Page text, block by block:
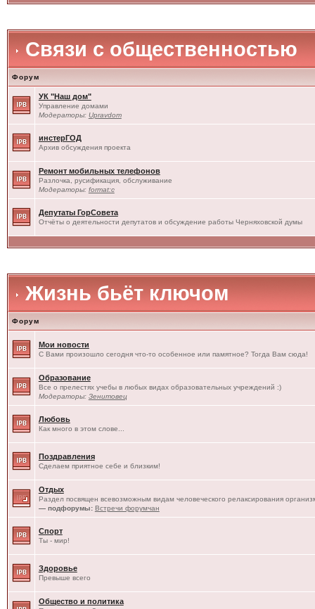
Связи с общественностью
Форум
УК "Наш дом"
Управление домами
Модераторы: Upravdom
инстерГОД
Архив обсуждения проекта
Ремонт мобильных телефонов
Разлочка, русификация, обслуживание
Модераторы: format:c
Депутаты ГорСовета
Отчёты о деятельности депутатов и обсуждение работы Черняховской думы
Жизнь бьёт ключом
Форум
Мои новости
С Вами произошло сегодня что-то особенное или памятное? Тогда Вам сюда!
Образование
Все о прелестях учебы в любых видах образовательных учреждений :)
Модераторы: Зенитовец
Любовь
Как много в этом слове...
Поздравления
Сделаем приятное себе и близким!
Отдых
Раздел посвящен всевозможным видам человеческого релаксирования
— подфорумы: Встречи форумчан
Спорт
Ты - мир!
Здоровье
Превыше всего
Общество и политика